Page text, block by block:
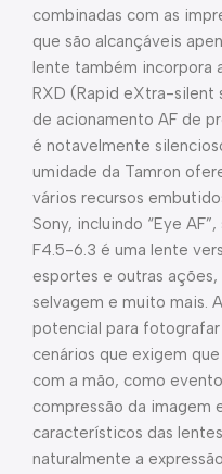
combinadas com as
que são alcançáveis
lente também incorpora
RXD (Rapid eXtra-silent
de acionamento AF de
é notavelmente
umidade da Tamron
vários recursos
Sony, incluindo “Eye
F4.5-6.3 é uma lente
esportes e outras
selvagem e muito mais.
potencial para
cenários que exigem
com a mão, como
compressão da imagem
característicos das
naturalmente a